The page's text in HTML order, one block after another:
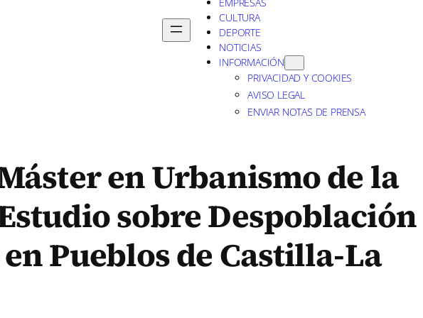
CULTURA
DEPORTE
NOTICIAS
INFORMACIÓN
PRIVACIDAD Y COOKIES
AVISO LEGAL
ENVIAR NOTAS DE PRENSA
en Urbanismo de la
sobre
Pueblos de Castilla-La